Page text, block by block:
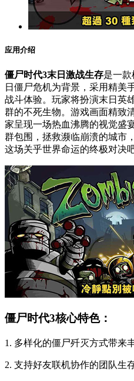
应用介绍
僵尸时代3末日激战生存是一
日僵尸危机为背景，采用精美
战斗体验。玩家将扮演末日英
群的不死生物。游戏画面精致
家呈现一场热血沸腾的视觉盛
群包围，拯救濒临崩溃的城市
这场关乎世界命运的终极对决
僵尸时代3核心特色：
1. 多样化的僵尸歼灭方式带来
2. 支持好友联机协作的团队生